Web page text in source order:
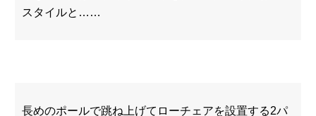
スタイルと……
長めのポールで跳ね上げてローチェアを設置する2パ